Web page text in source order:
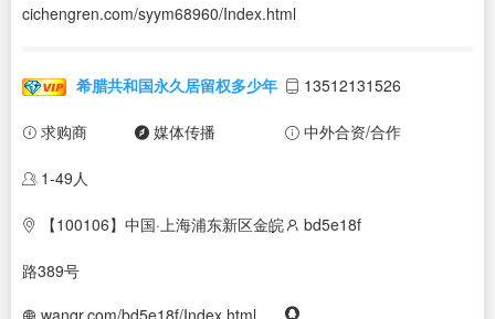
cichengren.com/syym68960/Index.html
希腊共和国永久居留权多少年 13512131526
求购商 媒体传播 中外合资/合作
1-49人
【100106】中国·上海浦东新区金皖
路389号
bd5e18f
wanqr.com/bd5e18f/Index.html